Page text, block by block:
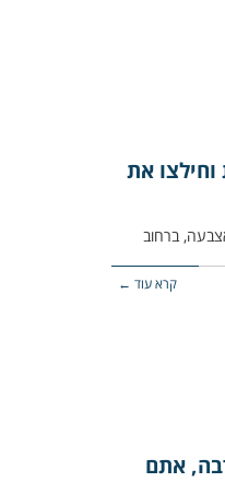
את
ברחוב
קרא עוד ←
אתם